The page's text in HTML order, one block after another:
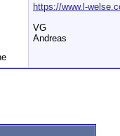
https://www.l-
VG
Andreas